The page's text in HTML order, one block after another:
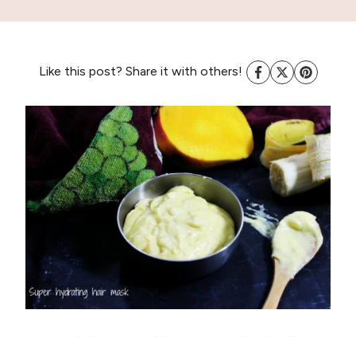
Like this post? Share it with others!